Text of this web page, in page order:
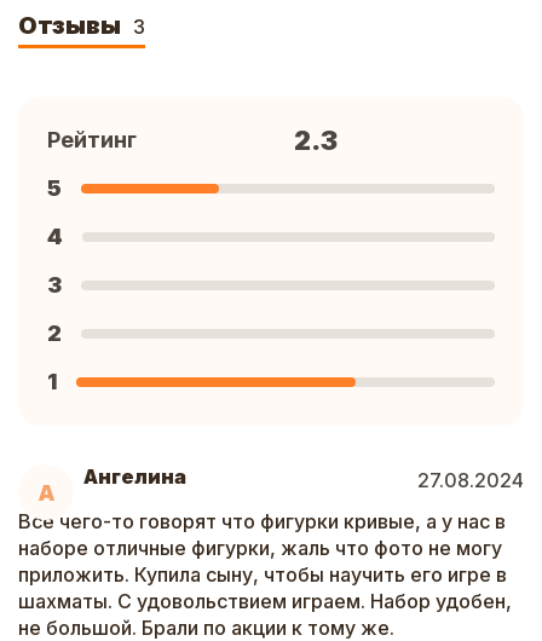
Отзывы 3
А
Ангелина
27.08.2024
Все чего-то говорят что фигурки кривые, а у нас в
наборе отличные фигурки, жаль что фото не могу
приложить. Купила сыну, чтобы научить его игре в
шахматы. С удовольствием играем. Набор удобен,
не большой. Брали по акции к тому же.
Рейтинг 2.3
5
4
3
2
1